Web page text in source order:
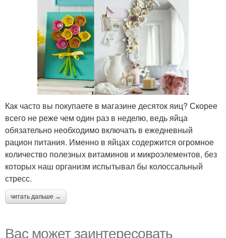
Как часто вы покупаете в магазине десяток яиц? Скорее
всего не реже чем один раз в неделю, ведь яйца
обязательно необходимо включать в ежедневный
рацион питания. Именно в яйцах содержится огромное
количество полезных витаминов и микроэлементов, без
которых наш организм испытывал бы колоссальный
стресс.
читать дальше →
Вас может заинтересовать